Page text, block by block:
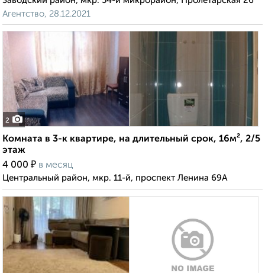
Агентство, 28.12.2021
2
Комната в 3-к квартире, на длительный срок, 16м², 2/5
этаж
4 000 ₽ в месяц
Центральный район, мкр. 11-й, проспект Ленина 69А